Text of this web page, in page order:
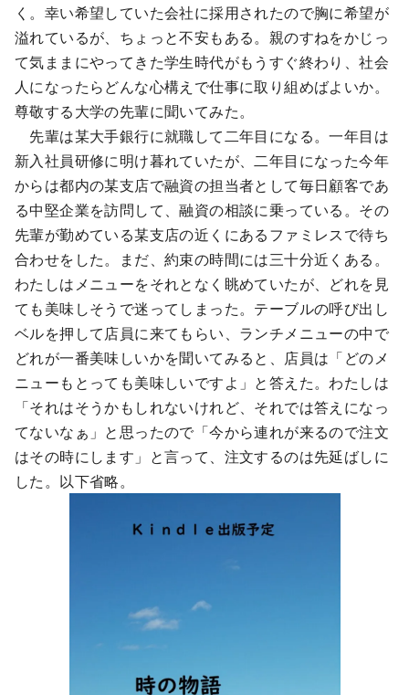
く。幸い希望していた会社に採用されたので胸に希望が
溢れているが、ちょっと不安もある。親のすねをかじっ
て気ままにやってきた学生時代がもうすぐ終わり、社会
人になったらどんな心構えで仕事に取り組めばよいか。
尊敬する大学の先輩に聞いてみた。
先輩は某大手銀行に就職して二年目になる。一年目は
新入社員研修に明け暮れていたが、二年目になった今年
からは都内の某支店で融資の担当者として毎日顧客であ
る中堅企業を訪問して、融資の相談に乗っている。その
先輩が勤めている某支店の近くにあるファミレスで待ち
合わせをした。まだ、約束の時間には三十分近くある。
わたしはメニューをそれとなく眺めていたが、どれを見
ても美味しそうで迷ってしまった。テーブルの呼び出し
ベルを押して店員に来てもらい、ランチメニューの中で
どれが一番美味しいかを聞いてみると、店員は「どのメ
ニューもとっても美味しいですよ」と答えた。わたしは
「それはそうかもしれないけれど、それでは答えになっ
てないなぁ」と思ったので「今から連れが来るので注文
はその時にします」と言って、注文するのは先延ばしに
した。以下省略。